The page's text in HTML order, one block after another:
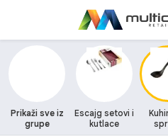
Prikaži sve iz
grupe
Escajg setovi i
kutlace